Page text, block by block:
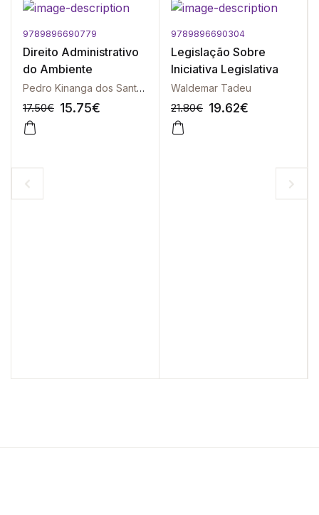
9789896690779
Direito Administrativo
do Ambiente
Pedro Kinanga dos Santos
17.50€ 15.75€
-10%
9789896690304
Legislação Sobre
Iniciativa Legislativa
Waldemar Tadeu
21.80€ 19.62€